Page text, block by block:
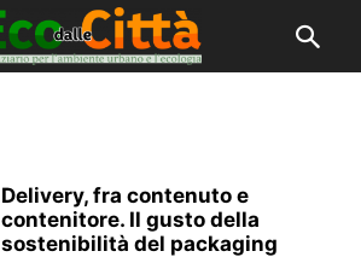
Delivery, fra contenuto e
contenitore. Il gusto della
sostenibilità del packaging